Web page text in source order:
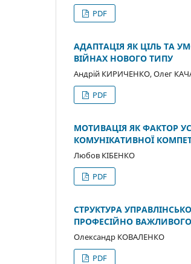
PDF
АДАПТАЦІЯ ЯК ЦІЛЬ ТА
ВІЙНАХ НОВОГО ТИПУ
Андрій КИРИЧЕНКО, Олег
PDF
МОТИВАЦІЯ ЯК ФАКТОР
КОМУНІКАТИВНОЇ
Любов КІБЕНКО
PDF
СТРУКТУРА
ПРОФЕСІЙНО
Олександр КОВАЛЕНКО
PDF